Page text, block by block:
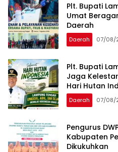
Plt. Bupati
Umat
Daerah
Daerah 07/08/
Plt. Bupati
Jaga
Hari Hutan
Daerah 07/08/
Pengurus
Kabupaten
Dikukuhkan